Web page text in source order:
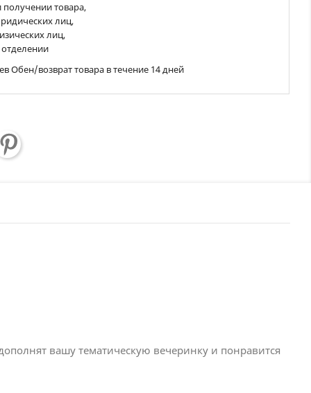
товара,
лиц,
лиц,
Обен/возврат товара в течение 14 дней
вашу тематическую вечеринку и понравится